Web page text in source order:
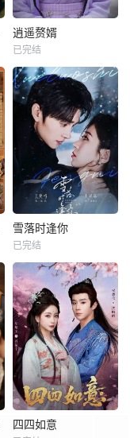
逍遥赘婿
已完结
雪落时逢你
已完结
四四如意